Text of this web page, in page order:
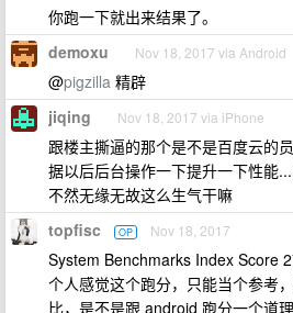
你跑一下就出来结果了。
demoxu Nov 18, 2017 via Android
@pigzilla 精辟
jiqing Nov 18, 2017 via iPhone
跟楼主撕逼的那个是不是百度云的
据以后后台操作一下提升一下性能
不然无缘无故这么生气干嘛
topfisc OP Nov 18, 2017
System Benchmarks Index Score
个人感觉这个跑分，只能当个参考
比，是不是跟 android 跑分一个道理